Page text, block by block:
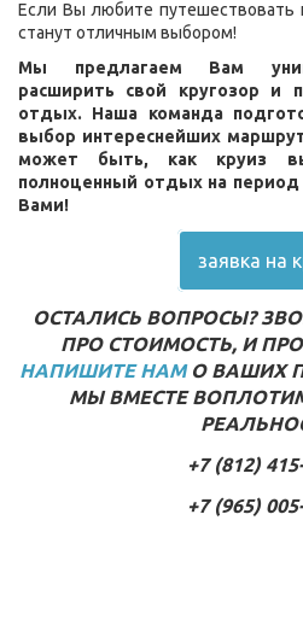
ОТЗЫВЫ
КОНТАКТЫ
Если Вы любите путешествовать
станут отличным выбором!
Мы предлагаем Вам
расширить свой кругозор и
отдых. Наша команда
выбор интереснейших
может быть, как круиз
полноценный отдых на период
Вами!
заявка на
ОСТАЛИСЬ ВОПРОСЫ?
ПРО СТОИМОСТЬ, И
НАПИШИТЕ НАМО ВАШИХ
МЫ ВМЕСТЕ
+7 (812)
+7 (965)